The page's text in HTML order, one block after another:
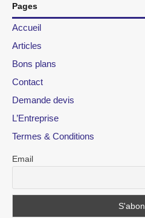
Pages
Accueil
Articles
Bons plans
Contact
Demande devis
L’Entreprise
Termes & Conditions
Email